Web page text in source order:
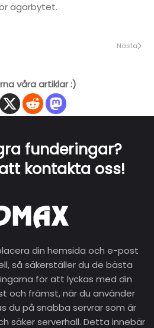
ägarbytet.
Nästa
våra artiklar :)
funderingar?
kontakta oss!
din hemsida och e-post
så säkerställer du de bästa
för att lyckas med din
och främst, när du använder
du på snabba servrar som är
säker serverhall. Detta innebär